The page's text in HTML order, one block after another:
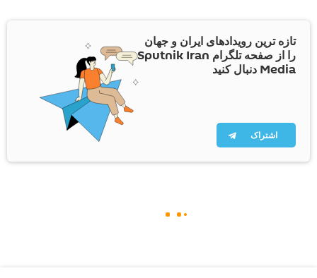
تازه ترین رویدادهای ایران و جهان
را از صفحه تلگرام Sputnik Iran
Media دنبال کنید
اشتراک